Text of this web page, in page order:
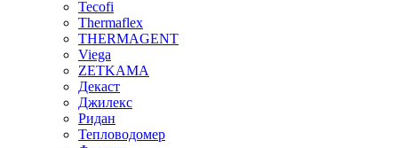
Tecofi
Thermaflex
THERMAGENT
Viega
ZETKAMA
Декаст
Джилекс
Ридан
Тепловодомер